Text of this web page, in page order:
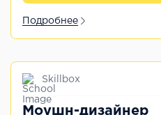
Подробнее
Skillbox
Моушн-дизайнер